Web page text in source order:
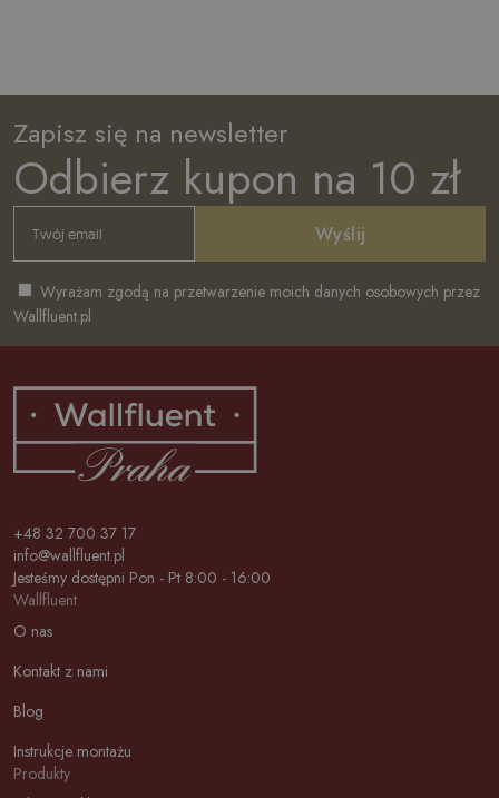
Zapisz się na newsletter
Odbierz kupon na 10 zł
Wyślij
Wyrażam zgodą na przetwarzenie moich danych osobowych przez
Wallfluent.pl
+48 32 700 37 17
info@wallfluent.pl
Jesteśmy dostępni Pon - Pt 8:00 - 16:00
Wallfluent
O nas
Kontakt z nami
Blog
Instrukcje montażu
Produkty